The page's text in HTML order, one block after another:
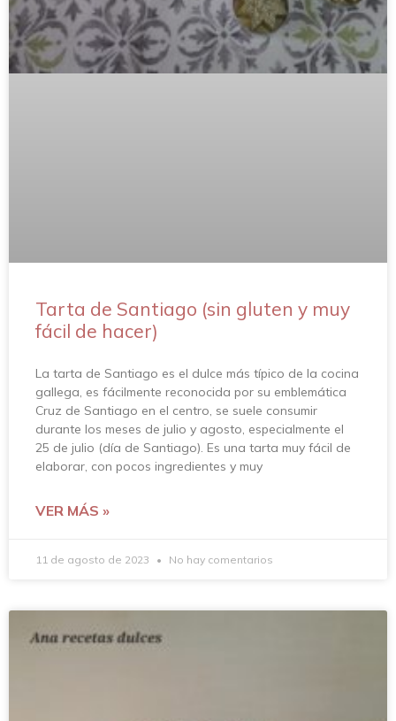
Tarta de Santiago (sin gluten y muy
fácil de hacer)
La tarta de Santiago es el dulce más típico de la cocina
gallega, es fácilmente reconocida por su emblemática
Cruz de Santiago en el centro, se suele consumir
durante los meses de julio y agosto, especialmente el
25 de julio (día de Santiago). Es una tarta muy fácil de
elaborar, con pocos ingredientes y muy
VER MÁS »
11 de agosto de 2023 No hay comentarios